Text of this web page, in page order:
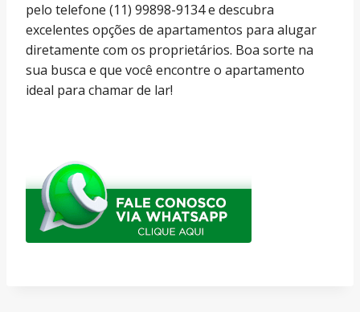
pelo telefone (11) 99898-9134 e descubra
excelentes opções de apartamentos para alugar
diretamente com os proprietários. Boa sorte na
sua busca e que você encontre o apartamento
ideal para chamar de lar!